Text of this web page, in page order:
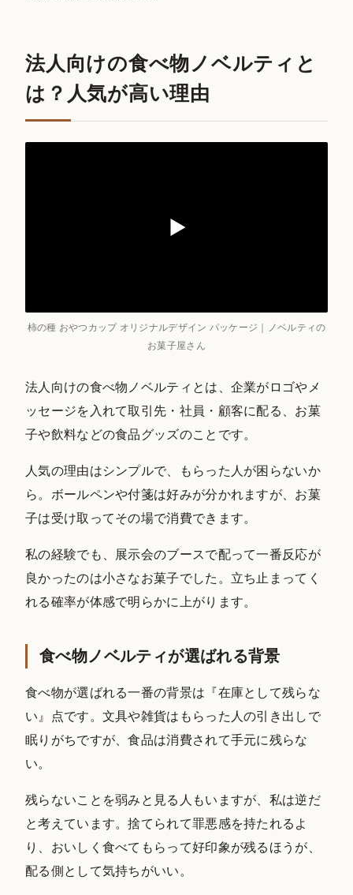
法人向けの食べ物ノベルティと
は？人気が高い理由
柿の種 おやつカップ オリジナルデザイン パッケージ｜ノベルティの
お菓子屋さん
法人向けの食べ物ノベルティとは、企業がロゴやメ
ッセージを入れて取引先・社員・顧客に配る、お菓
子や飲料などの食品グッズのことです。
人気の理由はシンプルで、もらった人が困らないか
ら。ボールペンや付箋は好みが分かれますが、お菓
子は受け取ってその場で消費できます。
私の経験でも、展示会のブースで配って一番反応が
良かったのは小さなお菓子でした。立ち止まってく
れる確率が体感で明らかに上がります。
食べ物ノベルティが選ばれる背景
食べ物が選ばれる一番の背景は『在庫として残らな
い』点です。文具や雑貨はもらった人の引き出しで
眠りがちですが、食品は消費されて手元に残らな
い。
残らないことを弱みと見る人もいますが、私は逆だ
と考えています。捨てられて罪悪感を持たれるよ
り、おいしく食べてもらって好印象が残るほうが、
配る側として気持ちがいい。